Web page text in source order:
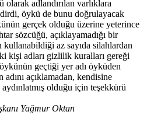
olarak adlandırılan varlıklara
öykü de bunu doğrulayacak
gerçek olduğu üzerine yeterince
sözcüğü, açıklayamadığı bir
kullanabildiği az sayıda silahlardan
kişi adları gizlilik kuralları gereği
geçtiği yer adı öyküden
adını açıklamadan, kendisine
olduğu için teşekkürü
Yağmur Oktan